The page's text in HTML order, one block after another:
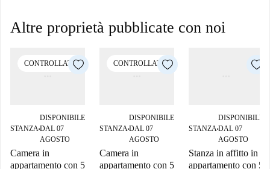
Altre proprietà pubblicate con noi
CONTROLLATO
STANZA■
DISPONIBILE
DAL 07
AGOSTO
Camera in
appartamento con 5
CONTROLLATO
STANZA■
DISPONIBILE
DAL 07
AGOSTO
Camera in
appartamento con 5
STANZA■
DISPONIBILE
DAL 07
AGOSTO
Stanza in affitto in
appartamento con 5